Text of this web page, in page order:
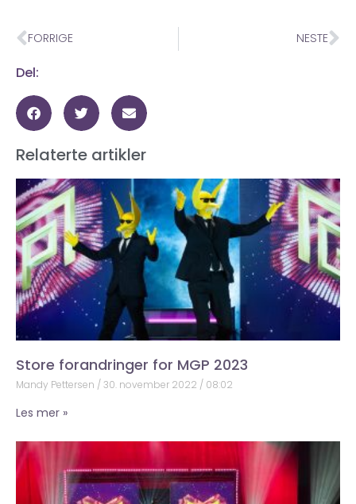
FORRIGE NESTE
Del:
Relaterte artikler
Store forandringer for MGP 2023
Mandy Pettersen 30. november 2022 08:02
Les mer »